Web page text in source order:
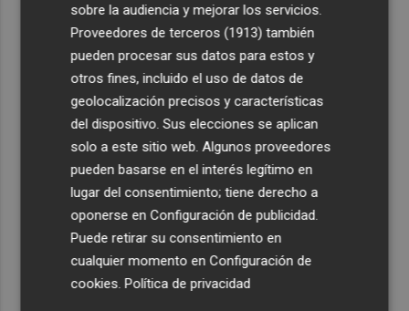
sobre la audiencia y mejorar los servicios.
Proveedores de terceros (1913) también
pueden procesar sus datos para estos y
otros fines, incluido el uso de datos de
geolocalización precisos y características
del dispositivo. Sus elecciones se aplican
solo a este sitio web. Algunos proveedores
pueden basarse en el interés legítimo en
lugar del consentimiento; tiene derecho a
oponerse enConfiguración de publicidad
Puede retirar su consentimiento en
cualquier momento enConfiguración de
cookies .Política de privacidad